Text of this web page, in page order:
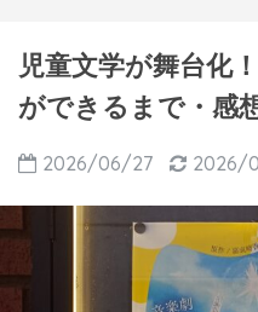
児童文学が舞台化
ができるまで・感
2026/06/27 2026/